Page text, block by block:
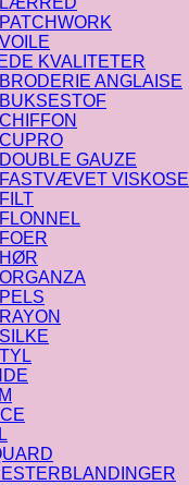
PATCHWORK
VOILE
KVALITETER
BRODERIE ANGLAISE
BUKSESTOF
CHIFFON
CUPRO
DOUBLE GAUZE
FASTVÆVET VISKOSE
FILT
FLONNEL
FOER
HØR
ORGANZA
PELS
RAYON
SILKE
TYL